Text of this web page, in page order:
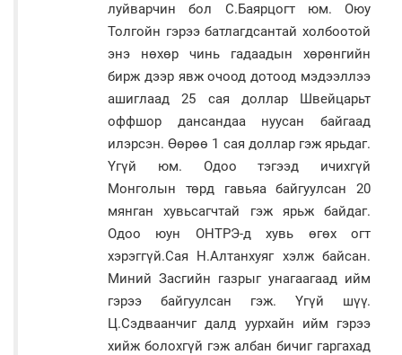
луйварчин бол С.Баярцогт юм. Оюу
Толгойн гэрээ батлагдсантай холбоотой
энэ нөхөр чинь гадаадын хөрөнгийн
бирж дээр явж очоод дотоод мэдээллээ
ашиглаад 25 сая доллар Швейцарьт
оффшор дансандаа нуусан байгаад
илэрсэн. Өөрөө 1 сая доллар гэж ярьдаг.
Үгүй юм. Одоо тэгээд ичихгүй
Монголын төрд гавьяа байгуулсан 20
мянган хувьсагчтай гэж ярьж байдаг.
Одоо юун ОНТРЭ-д хувь өгөх огт
хэрэггүй.Сая Н.Алтанхуяг хэлж байсан.
Миний Засгийн газрыг унагаагаад ийм
гэрээ байгуулсан гэж. Үгүй шүү.
Ц.Сэдваанчиг далд уурхайн ийм гэрээ
хийж болохгүй гэж албан бичиг гаргахад